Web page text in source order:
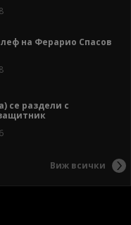
на Ферарио Спасов
се раздели с
Виж всички